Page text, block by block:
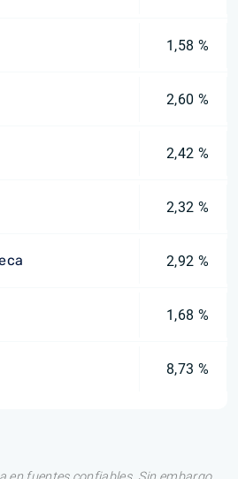
1,58 %
2,60 %
2,42 %
2,32 %
2,92 %
1,68 %
8,73 %